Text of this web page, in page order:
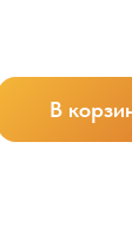
В